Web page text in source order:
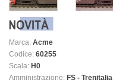
Marca: Acme
Codice: 60255
Scala: H0
Amministrazione: FS - Trenitalia